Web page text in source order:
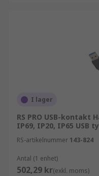
I lager
RS PRO USB-kontakt
IP69, IP20, IP65 USB
RS-artikelnummer 143-824
Antal (1 enhet)
502,29 kr(exkl. moms)